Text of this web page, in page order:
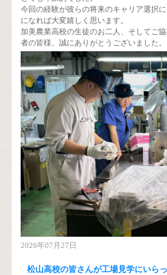
今回の経験が彼らの将来のキャリア選択
になれば大変嬉しく思います。
加美農業高校の生徒のお二人、そしてご
者の皆様、誠にありがとうございました。
2026年07月27日
松山高校の皆さんが工場見学にいら